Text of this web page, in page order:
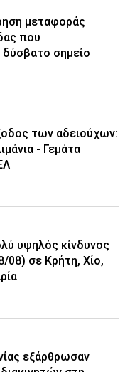
μεταφοράς
που
δύσβατο σημείο
των αδειούχων:
- Γεμάτα
υψηλός κίνδυνος
08) σε Κρήτη, Χίο,
εξάρθρωσαν